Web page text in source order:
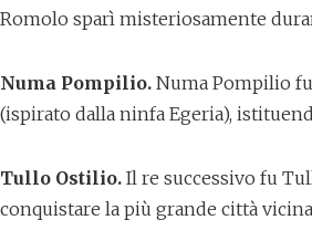
Romolo sparì misteriosamente
Numa Pompilio. Numa Pompilio
(ispirato dalla ninfa Egeria),
Tullo Ostilio. Il re successivo fu
conquistare la più grande città